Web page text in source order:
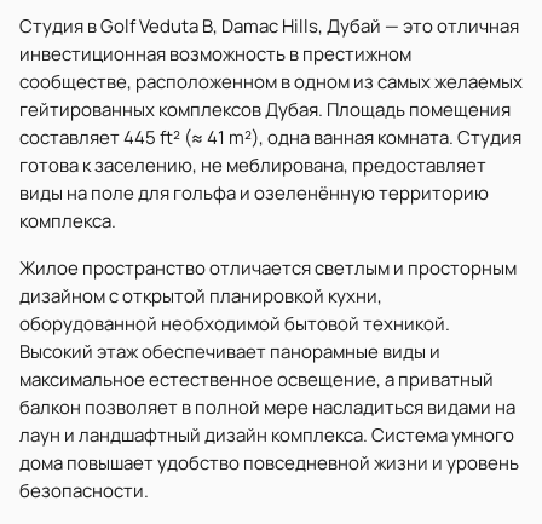
Студия в Golf Veduta B, Damac Hills, Дубай — это отличная
инвестиционная возможность в престижном
сообществе, расположенном в одном из самых желаемых
гейтированных комплексов Дубая. Площадь помещения
составляет 445 ft² (≈ 41 m²), одна ванная комната. Студия
готова к заселению, не меблирована, предоставляет
виды на поле для гольфа и озеленённую территорию
комплекса.
Жилое пространство отличается светлым и просторным
дизайном с открытой планировкой кухни,
оборудованной необходимой бытовой техникой.
Высокий этаж обеспечивает панорамные виды и
максимальное естественное освещение, а приватный
балкон позволяет в полной мере насладиться видами на
лаун и ландшафтный дизайн комплекса. Система умного
дома повышает удобство повседневной жизни и уровень
безопасности.